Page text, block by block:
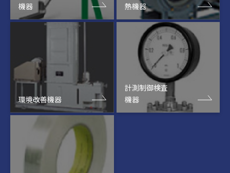
機器
熱機器
環境改善機器
計測制御検査
機器